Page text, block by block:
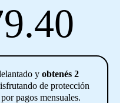
y obtenés 2
de protección
pagos mensuales.